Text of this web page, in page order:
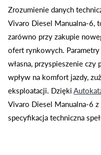
Zrozumienie danych
Vivaro Diesel Manualna-6,
zarówno przy zakupie
ofert rynkowych.
własna, przyspieszenie czy
wpływ na komfort jazdy,
eksploatacji. Dzięki
Vivaro Diesel Manualna-6
specyfikacja techniczna